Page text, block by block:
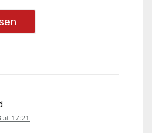
at 17:21